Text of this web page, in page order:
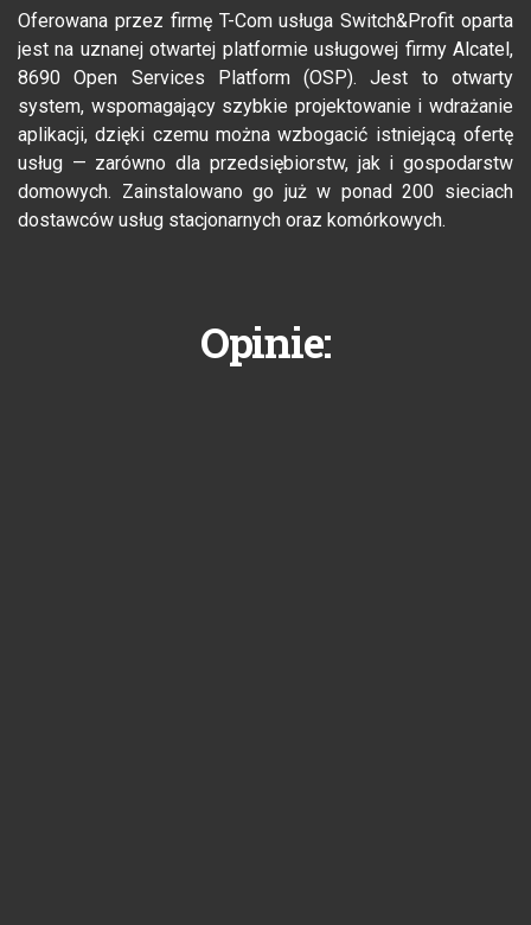
Oferowana przez firmę T-Com usługa Switch&Profit oparta
jest na uznanej otwartej platformie usługowej firmy Alcatel,
8690 Open Services Platform (OSP). Jest to otwarty
system, wspomagający szybkie projektowanie i wdrażanie
aplikacji, dzięki czemu można wzbogacić istniejącą ofertę
usług — zarówno dla przedsiębiorstw, jak i gospodarstw
domowych. Zainstalowano go już w ponad 200 sieciach
dostawców usług stacjonarnych oraz komórkowych.
Opinie: